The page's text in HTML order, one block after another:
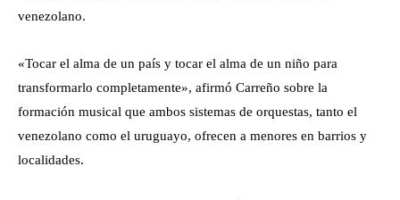
venezolano.
«Tocar el alma de un país y tocar el alma de un niño para
transformarlo completamente», afirmó Carreño sobre la
formación musical que ambos sistemas de orquestas, tanto el
venezolano como el uruguayo, ofrecen a menores en barrios y
localidades.